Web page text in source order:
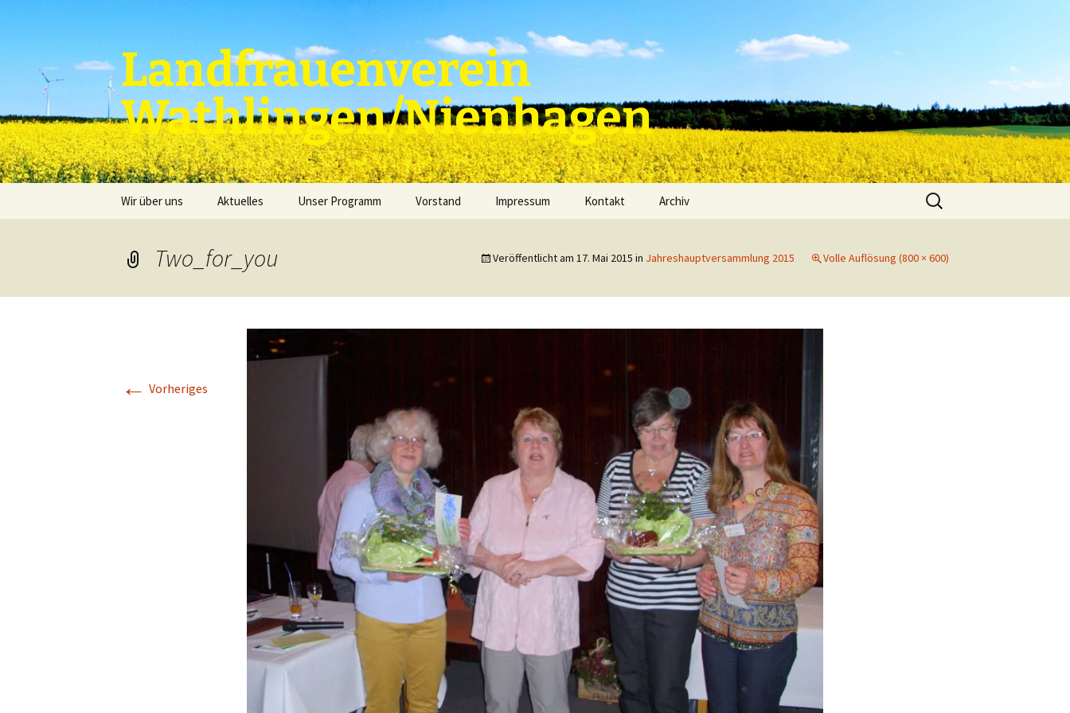
Landfrauenverein
Wathlingen/Nienhagen
Wir über uns Aktuelles Unser Programm Vorstand Impressum Kontakt Archiv
Suche
nach:
Two_for_you Veröffentlicht am 17. Mai 2015 in Jahreshauptversammlung 2015 Volle Auflösung (800 × 600)
← Vorheriges